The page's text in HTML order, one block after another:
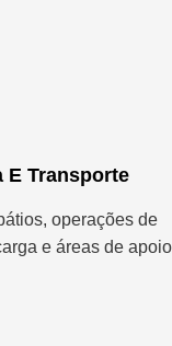
E Transporte
operações de
e áreas de